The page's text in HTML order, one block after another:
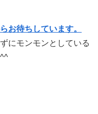
お待ちしています。
にモンモンとしている